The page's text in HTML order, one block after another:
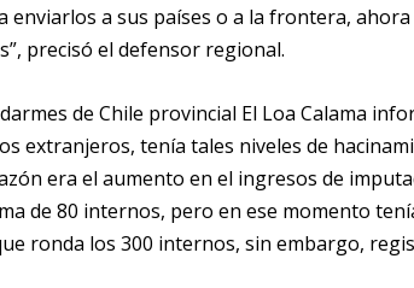
a sus países o a la frontera,
precisó el defensor regional.
de Chile provincial El Loa Calama
extranjeros, tenía tales niveles de
era el aumento en el ingresos de
de 80 internos, pero en ese momento
ronda los 300 internos, sin embargo,